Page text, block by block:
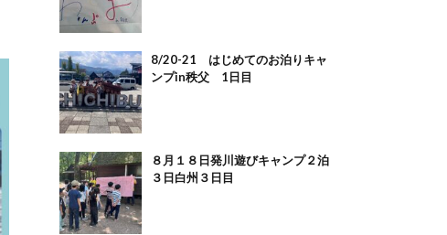
8/20-21 はじめてのお泊りキャ
ンプin秩父 1日目
８月１８日発川遊びキャンプ２泊
３日白州３日目